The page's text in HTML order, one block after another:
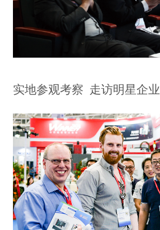
实地参观考察 走访明星企业